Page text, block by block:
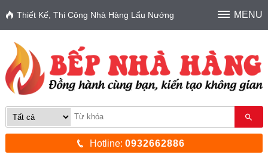
Thiết Kế, Thi Công Nhà Hàng Lẩu Nướng MENU
Hotline:0932662886